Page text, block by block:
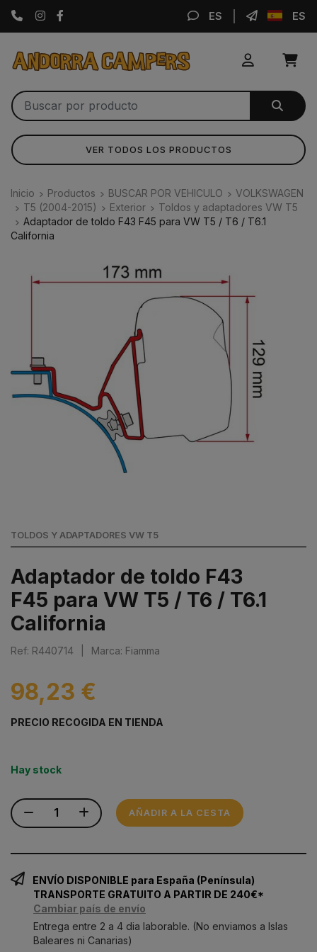
Instagram ES ES
VER TODOS LOS PRODUCTOS
Inicio Productos BUSCAR POR VEHICULO
VOLKSWAGEN
T5 (2004-2015)
Exterior
Toldos y adaptadores VW T5
Adaptador de toldo F43 F45 para VW T5 / T6 / T6.1
California
TOLDOS Y ADAPTADORES VW T5
Adaptador de toldo F43
F45 para VW T5 / T6 / T6.1
California
Ref: R440714 Marca: Fiamma
98,23 €
PRECIO RECOGIDA EN TIENDA
Hay stock
AÑADIR A LA CESTA
ENVÍO DISPONIBLE para España (Península)
TRANSPORTE GRATUITO A PARTIR DE 240€*
Cambiar país de envío
Entrega entre 2 a 4 dia laborable. (No enviamos a Islas
Baleares ni Canarias)